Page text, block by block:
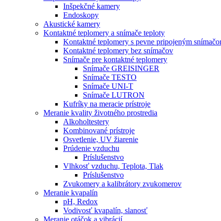
Inšpekčné kamery
Endoskopy
Akustické kamery
Kontaktné teplomery a snímače teploty
Kontaktné teplomery s pevne pripojeným
Kontaktné teplomery bez snímačov
Snímače pre kontaktné teplomery
Snímače GREISINGER
Snímače TESTO
Snímače UNI-T
Snímače LUTRON
Kufríky na meracie prístroje
Meranie kvality životného prostredia
Alkoholtestery
Kombinované prístroje
Osvetlenie, UV žiarenie
Prúdenie vzduchu
Príslušenstvo
Vlhkosť vzduchu, Teplota, Tlak
Príslušenstvo
Zvukomery a kalibrátory zvukomerov
Meranie kvapalín
pH, Redox
Vodivosť kvapalín, slanosť
Meranie otáčok a vibrácií